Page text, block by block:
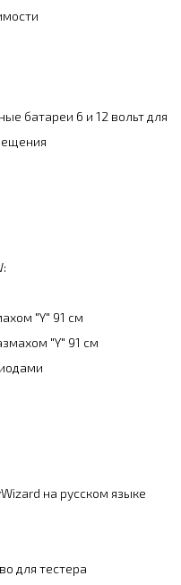
батареи 6 и 12 вольт для
"Y" 91 см
"Y" 91 см
на русском языке
для тестера